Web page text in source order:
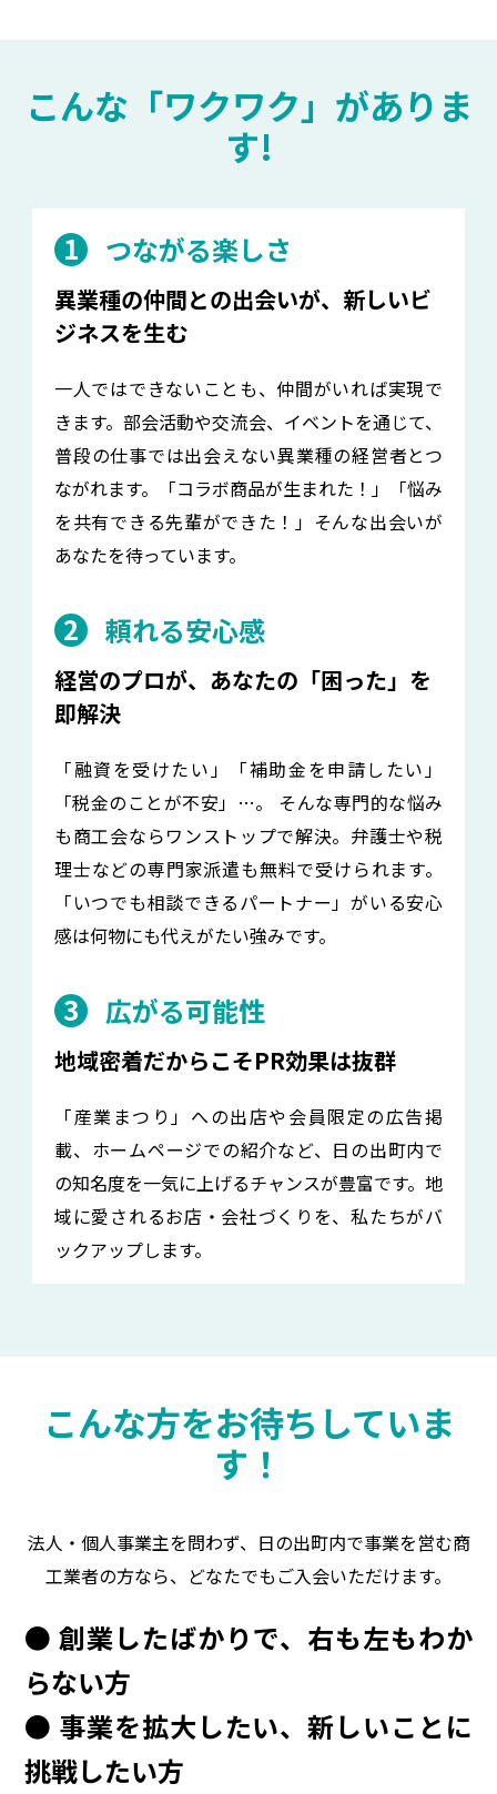
こんな「ワクワク」がありま
す!
1 つながる楽しさ
異業種の仲間との出会いが、新しいビ
ジネスを生む
一人ではできないことも、仲間がいれば実現で
きます。部会活動や交流会、イベントを通じて、
普段の仕事では出会えない異業種の経営者とつ
ながれます。「コラボ商品が生まれた！」「悩み
を共有できる先輩ができた！」そんな出会いが
あなたを待っています。
2 頼れる安心感
経営のプロが、あなたの「困った」を
即解決
「融資を受けたい」「補助金を申請したい」
「税金のことが不安」…。 そんな専門的な悩み
も商工会ならワンストップで解決。弁護士や税
理士などの専門家派遣も無料で受けられます。
「いつでも相談できるパートナー」がいる安心
感は何物にも代えがたい強みです。
3 広がる可能性
地域密着だからこそPR効果は抜群
「産業まつり」への出店や会員限定の広告掲
載、ホームページでの紹介など、日の出町内で
の知名度を一気に上げるチャンスが豊富です。地
域に愛されるお店・会社づくりを、私たちがバ
ックアップします。
こんな方をお待ちしていま
す！
法人・個人事業主を問わず、日の出町内で事業を営む商
工業者の方なら、どなたでもご入会いただけます。
● 創業したばかりで、右も左もわか
らない方
● 事業を拡大したい、新しいことに
挑戦したい方